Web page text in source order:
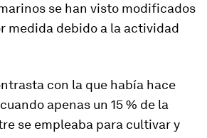
se han visto modificados
medida debido a la actividad
con la que había hace
apenas un 15 % de la
se empleaba para cultivar y